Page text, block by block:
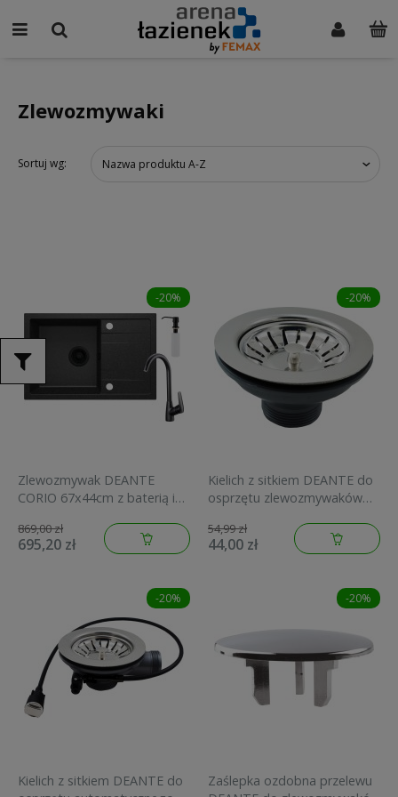
Zlewozmywaki
Sortuj wg: Nazwa produktu A-Z
-20%
Zlewozmywak DEANTE
CORIO 67x44cm z baterią i
ZRCC2113
869,00 zł
695,20 zł
-20%
Kielich z sitkiem DEANTE do
osprzętu zlewozmywaków
54,99 zł
44,00 zł
-20%
Kielich z sitkiem DEANTE do
-20%
Zaślepka ozdobna przelewu